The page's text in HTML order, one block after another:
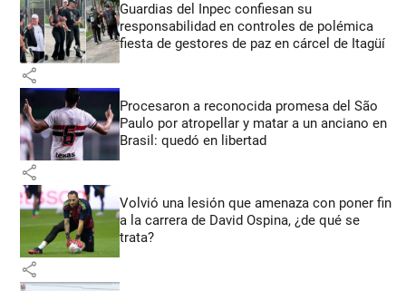
Guardias del Inpec confiesan su
responsabilidad en controles de polémica
fiesta de gestores de paz en cárcel de Itagüí
share
Procesaron a reconocida promesa del São
Paulo por atropellar y matar a un anciano en
Brasil: quedó en libertad
share
Volvió una lesión que amenaza con poner fin
a la carrera de David Ospina, ¿de qué se
trata?
share